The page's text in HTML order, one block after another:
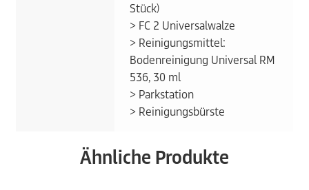
Stück)
> FC 2 Universalwalze
> Reinigungsmittel:
Bodenreinigung Universal RM
536, 30 ml
> Parkstation
> Reinigungsbürste
Ähnliche Produkte